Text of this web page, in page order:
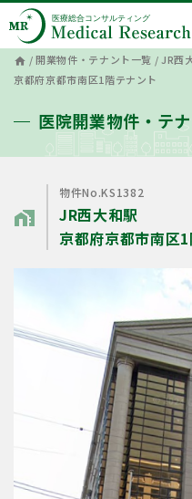
home /開業物件・テナント一覧 /JR西
京都府京都市南区1階テナント
医院開業物件・テ
home_work
物件No.KS1382
JR西大和駅
京都府京都市南区